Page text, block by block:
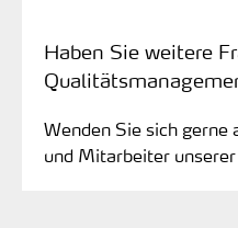
Haben Sie weitere
Wenden Sie sich
und Mitarbeiter